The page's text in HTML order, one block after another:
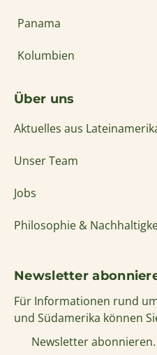
Panama
Kolumbien
Über uns
Aktuelles aus
Unser Team
Jobs
Philosophie &
Newsletter
Für Informationen rund
und Südamerika können
Newsletter abonnieren.